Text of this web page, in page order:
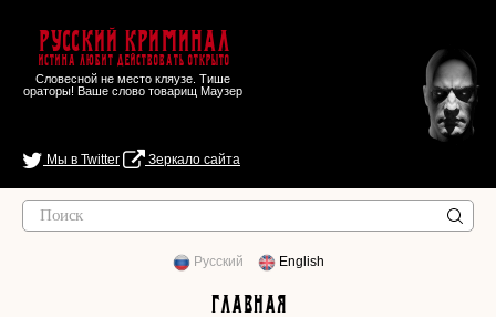
Русский Криминал
Истина любит действовать открыто
Словесной не место кляузе. Тише
ораторы! Ваше слово товарищ Маузер
Мы в Twitter Зеркало сайта
Русский English
Главная